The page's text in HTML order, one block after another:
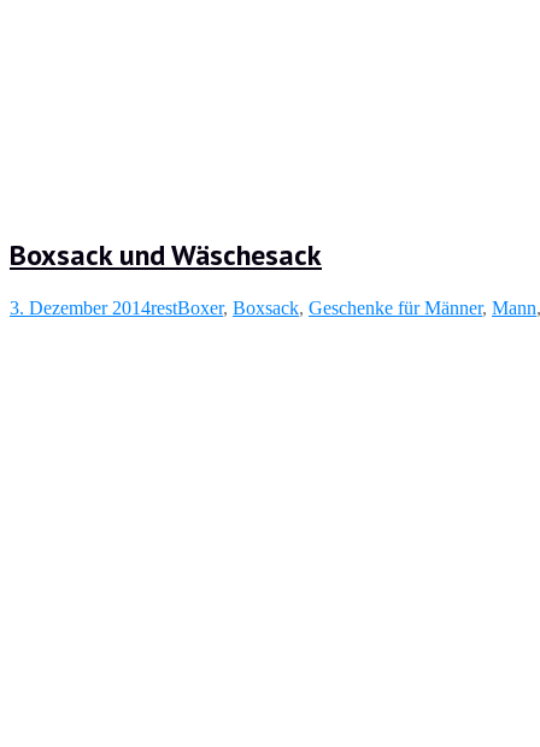
Boxsack und Wäschesack
3. Dezember 2014restBoxer, Boxsack, Geschenke für Männer, Mann